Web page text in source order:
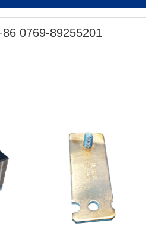
0769-89255201